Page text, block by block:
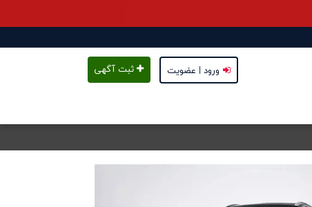
ثبت آگهی ورود | عضویت